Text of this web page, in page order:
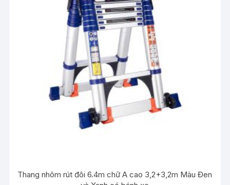
Thang nhôm rút đôi 6.4m chữ A cao 3,2+3,2m Màu Đen